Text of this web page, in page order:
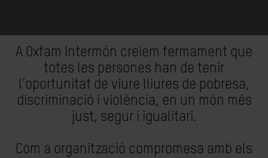
A Oxfam Intermón creiem fermament que
totes les persones han de tenir
l’oportunitat de viure lliures de pobresa,
discriminació i violència, en un món més
just, segur i igualitari.
Com a organització compromesa amb els